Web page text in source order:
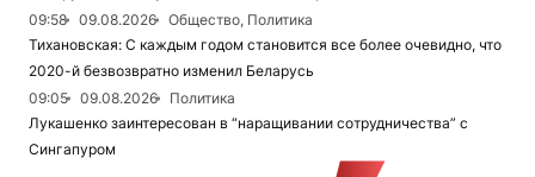
09:58
09.08.2026
Общество, Политика
Тихановская: С каждым годом становится все более очевидно, что
2020-й безвозвратно изменил Беларусь
09:05
09.08.2026
Политика
Лукашенко заинтересован в “наращивании сотрудничества” с
Сингапуром